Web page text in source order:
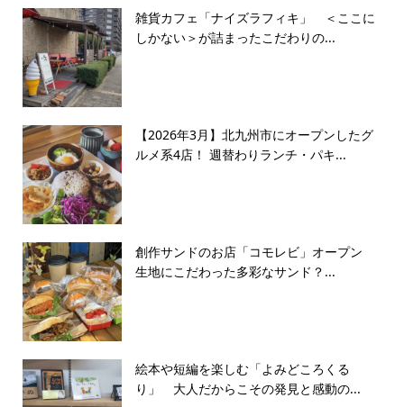
雑貨カフェ「ナイズラフィキ」 ＜ここに
しかない＞が詰まったこだわりの...
【2026年3月】北九州市にオープンしたグ
ルメ系4店！ 週替わりランチ・パキ...
創作サンドのお店「コモレビ」オープン
生地にこだわった多彩なサンド？...
絵本や短編を楽しむ「よみどころくる
り」 大人だからこその発見と感動の...